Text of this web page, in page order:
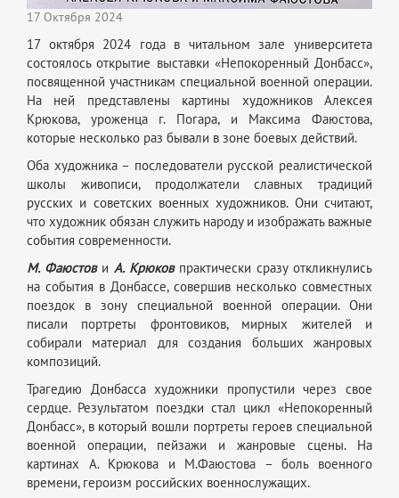
17 Октября 2024
17 октября 2024 года в читальном зале университета
состоялось открытие выставки «Непокоренный Донбасс»,
посвященной участникам специальной военной операции.
На ней представлены картины художников Алексея
Крюкова, уроженца г. Погара, и Максима Фаюстова,
которые несколько раз бывали в зоне боевых действий.
Оба художника – последователи русской реалистической
школы живописи, продолжатели славных традиций
русских и советских военных художников. Они считают,
что художник обязан служить народу и изображать важные
события современности.
М. Фаюстов и А. Крюковпрактически сразу откликнулись
на события в Донбассе, совершив несколько совместных
поездок в зону специальной военной операции. Они
писали портреты фронтовиков, мирных жителей и
собирали материал для создания больших жанровых
композиций.
Трагедию Донбасса художники пропустили через свое
сердце. Результатом поездки стал цикл «Непокоренный
Донбасс», в который вошли портреты героев специальной
военной операции, пейзажи и жанровые сцены. На
картинах А. Крюкова и М.Фаюстова – боль военного
времени, героизм российских военнослужащих.